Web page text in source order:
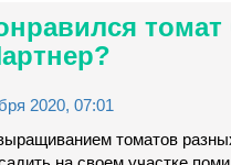
2020, 07:01
томатов